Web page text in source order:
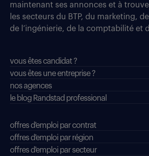
maintenant ses annonces et à
les secteurs du BTP, du marketing,
de l’ingénierie, de la comptabilité et
vous êtes candidat ?
vous êtes une entreprise ?
nos agences
le blog Randstad professional
offres d'emploi par contrat
offres d'emploi par région
offres d'emploi par secteur